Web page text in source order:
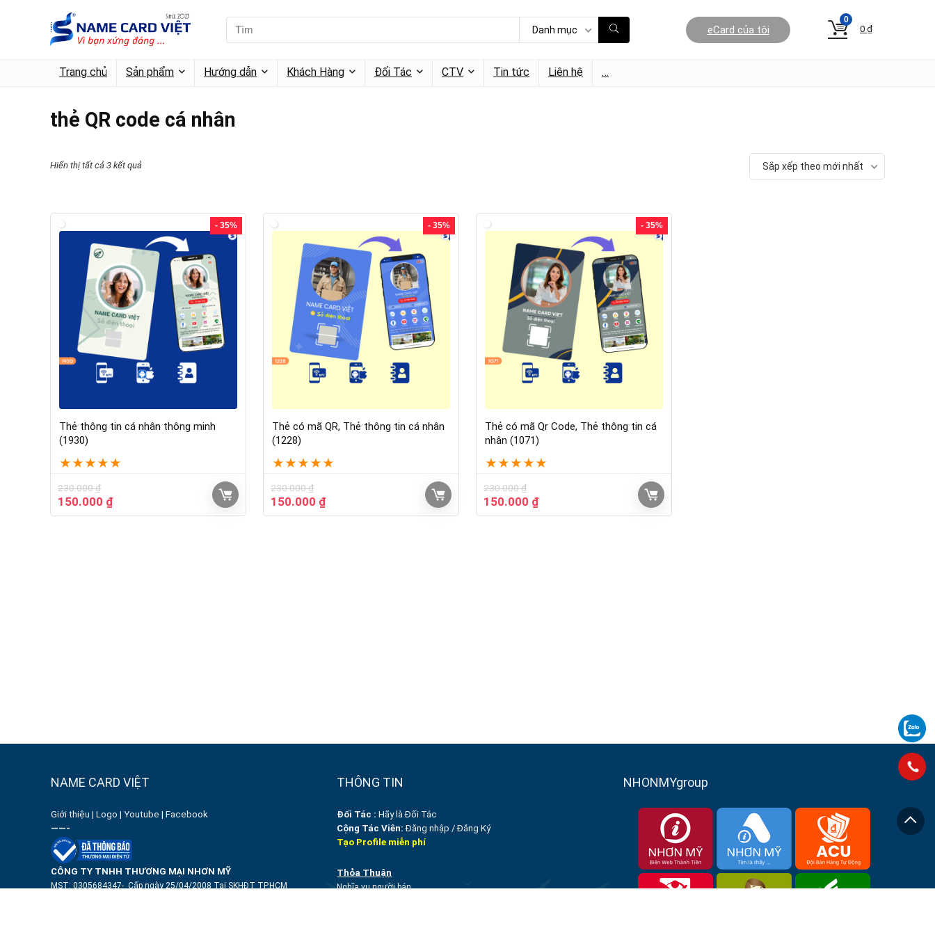
Danh mục eCard của tôi
0
0 ₫
Trang chủ Sản phẩm Hướng dẫn Khách Hàng Đối Tác CTV Tin tức Liên hệ …
thẻ QR code cá nhân
Hiển thị tất cả 3 kết quả Sắp xếp theo mới nhất
- 35%
Thẻ thông tin cá nhân thông minh
(1930)
★ ★ ★ ★ ★
230.000₫
150.000 ₫
- 35%
Thẻ có mã QR, Thẻ thông tin cá nhân
(1228)
★ ★ ★ ★ ★
230.000₫
150.000 ₫
- 35%
Thẻ có mã Qr Code, Thẻ thông tin cá
nhân (1071)
★ ★ ★ ★ ★
230.000₫
150.000 ₫
NAME CARD VIỆT
Giới thiệu | Logo | Youtube | Facebook
——-
CÔNG TY TNHH THƯƠNG MẠI NHƠN MỸ
MST: 0305684347- Cấp ngày 25/04/2008 Tại SKHĐT TP.HCM
THÔNG TIN
Đối Tác :Hãy là Đối Tác
Cộng Tác Viên: Đăng nhập /Đăng Ký
Tạo Profile miễn phí
Thỏa Thuận
Nghĩa vụ người bán
NHONMYgroup